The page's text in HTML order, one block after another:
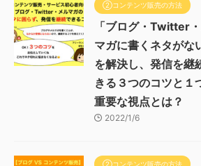
②コンテンツ販売の方法
「ブログ・Twitter
マガに書くネタがな
を解決し、発信を継
きる３つのコツと１
重要な視点とは？
2022/1/6
②コンテンツ販売の方法